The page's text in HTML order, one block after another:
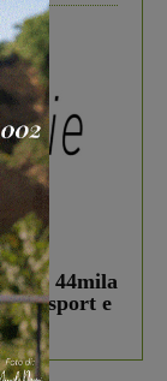
oltre 44mila
lo sport e